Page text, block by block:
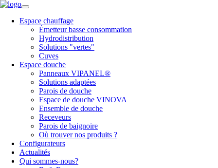
Espace chauffage
Émetteur basse consommation
Hydrodistribution
Solutions "vertes"
Cuves
Espace douche
Panneaux VIPANEL®
Solutions adaptées
Parois de douche
Espace de douche VINOVA
Ensemble de douche
Receveurs
Parois de baignoire
Où trouver nos produits ?
Configurateurs
Actualités
Qui sommes-nous?